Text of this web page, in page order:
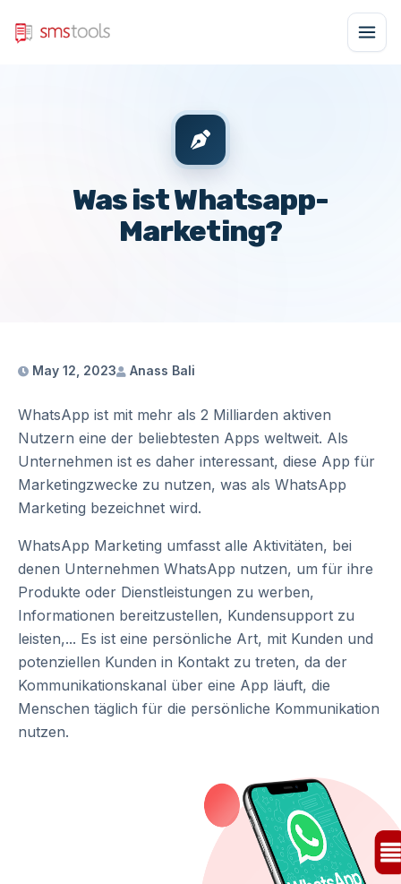
Was ist Whatsapp-
Marketing?
May 12, 2023 Anass Bali
WhatsApp ist mit mehr als 2 Milliarden aktiven
Nutzern eine der beliebtesten Apps weltweit. Als
Unternehmen ist es daher interessant, diese App für
Marketingzwecke zu nutzen, was als WhatsApp
Marketing bezeichnet wird.
WhatsApp Marketing umfasst alle Aktivitäten, bei
denen Unternehmen WhatsApp nutzen, um für ihre
Produkte oder Dienstleistungen zu werben,
Informationen bereitzustellen, Kundensupport zu
leisten,... Es ist eine persönliche Art, mit Kunden und
potenziellen Kunden in Kontakt zu treten, da der
Kommunikationskanal über eine App läuft, die
Menschen täglich für die persönliche Kommunikation
nutzen.